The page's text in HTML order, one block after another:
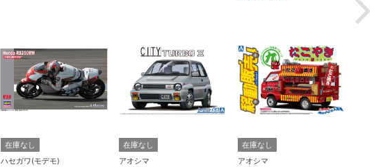
在庫なし
ハセガワ(モデモ)
在庫なし
アオシマ
在庫なし
アオシマ